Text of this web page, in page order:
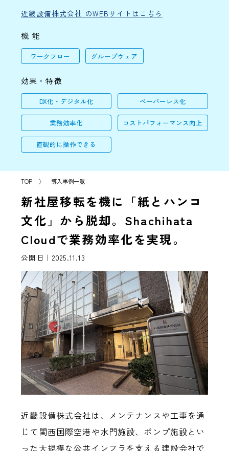
近畿設備株式会社 のWEBサイトはこちら
機 能
ワークフロー グループウェア
効果・特徴
DX化・デジタル化 ペーパーレス化
業務効率化 コストパフォーマンス向上
直観的に操作できる
TOP 〉 導入事例一覧
新社屋移転を機に「紙とハンコ
文化」から脱却。Shachihata
Cloudで業務効率化を実現。
公開日｜2025.11.13
近畿設備株式会社は、メンテナンスや工事を通
じて関西国際空港や水門施設、ポンプ施設とい
った大規模な公共インフラを支える建設会社で